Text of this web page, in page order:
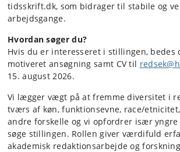
tidsskrift.dk, som bidrager til stabile og
arbejdsgange.
Hvordan søger du?
Hvis du er interesseret i stillingen, bedes
motiveret ansøgning samt CV til
15. august 2026.
Vi lægger vægt på at fremme diversitet i
tværs af køn, funktionsevne, race/
andre forskelle og vi opfordrer især
søge stillingen. Rollen giver værdifuld
akademisk redaktionsarbejde og